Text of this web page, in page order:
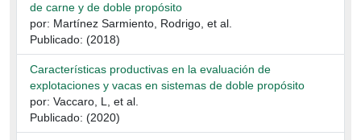
de carne y de doble propósito
por: Martínez Sarmiento, Rodrigo, et al.
Publicado: (2018)
Características productivas en la evaluación de
explotaciones y vacas en sistemas de doble propósito
por: Vaccaro, L, et al.
Publicado: (2020)